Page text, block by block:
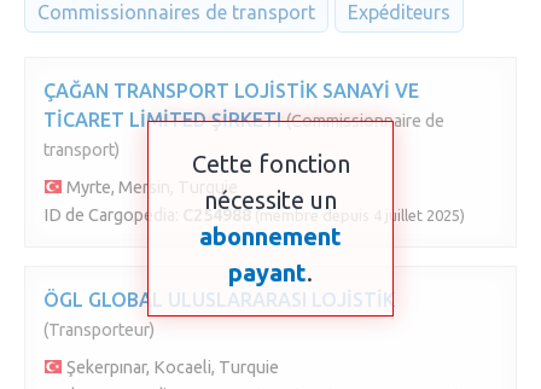
Commissionnaires de transport Expéditeurs
ÇAĞAN TRANSPORT LOJİSTİK SANAYİ VE
TİCARET LİMİTED ŞİRKETI (Commissionnaire de
transport)
Myrte, Mersin, Turquie
ID de Cargopedia:
C254988 (membre depuis 4 juillet 2025)
ÖGL GLOBAL ULUSLARARASI LOJİSTİK
(Transporteur)
Şekerpınar, Kocaeli, Turquie
Cette fonction
nécessite un
abonnement
payant.